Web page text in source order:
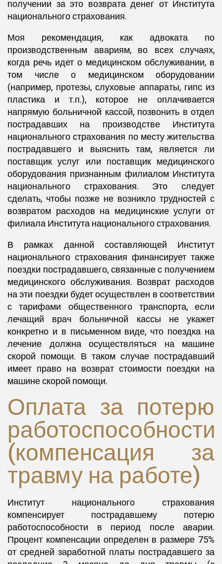
получении за это возврата денег от Института
национального страхования.
Моя рекомендация, как адвоката по
производственным авариям, во всех случаях,
когда речь идет о медицинском обслуживании, в
том числе о медицинском оборудовании
(например, протезы, слуховые аппараты, гипс из
пластика и т.п.), которое не оплачивается
напрямую больничной кассой, позвонить в отдел
пострадавших на производстве Института
национального страхования по месту жительства
пострадавшего и выяснить там, является ли
поставщик услуг или поставщик медицинского
оборудования признанным филиалом Института
национального страхования. Это следует
сделать, чтобы позже не возникло трудностей с
возвратом расходов на медицинские услуги от
филиала Института национального страхования.
В рамках данной составляющей Институт
национального страхования финансирует также
поездки пострадавшего, связанные с получением
медицинского обслуживания. Возврат расходов
на эти поездки будет осуществлен в соответствии
с тарифами общественного транспорта, если
лечащий врач больничной кассы не укажет
конкретно и в письменном виде, что поездка на
лечение должна осуществляться на машине
скорой помощи. В таком случае пострадавший
имеет право на возврат стоимости поездки на
машине скорой помощи.
Оплата за потерю
работоспособности
(компенсация за
травму на работе)
Институт национального страхования
компенсирует пострадавшему потерю
работоспособности в период после аварии.
Процент компенсации определен в размере 75%
от средней заработной платы пострадавшего за